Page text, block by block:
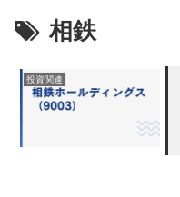
相鉄
投資関連